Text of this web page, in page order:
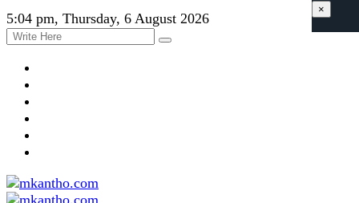
5:04 pm, Thursday, 6 August 2026
×